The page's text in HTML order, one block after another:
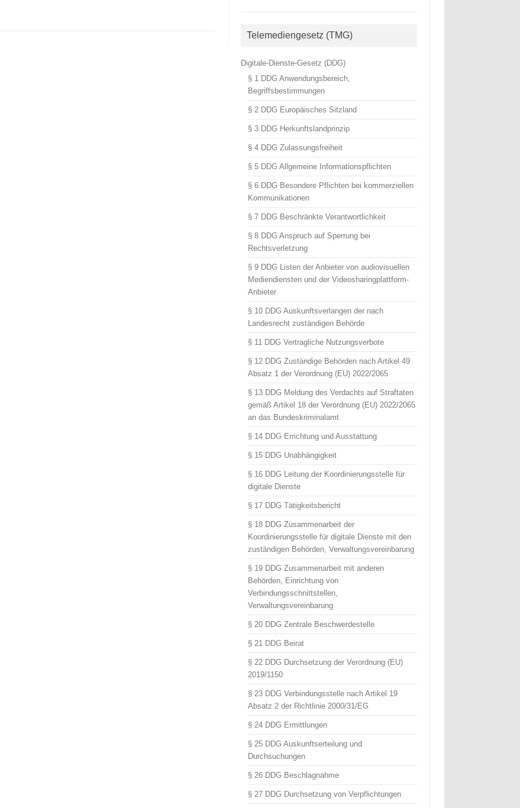
Telemediengesetz (TMG)
Digitale-Dienste-Gesetz (DDG)
§ 1 DDG Anwendungsbereich,
Begriffsbestimmungen
§ 2 DDG Europäisches Sitzland
§ 3 DDG Herkunftslandprinzip
§ 4 DDG Zulassungsfreiheit
§ 5 DDG Allgemeine Informationspflichten
§ 6 DDG Besondere Pflichten bei kommerziellen
Kommunikationen
§ 7 DDG Beschränkte Verantwortlichkeit
§ 8 DDG Anspruch auf Sperrung bei
Rechtsverletzung
§ 9 DDG Listen der Anbieter von audiovisuellen
Mediendiensten und der Videosharingplattform-
Anbieter
§ 10 DDG Auskunftsverlangen der nach
Landesrecht zuständigen Behörde
§ 11 DDG Vertragliche Nutzungsverbote
§ 12 DDG Zuständige Behörden nach Artikel 49
Absatz 1 der Verordnung (EU) 2022/2065
§ 13 DDG Meldung des Verdachts auf Straftaten
gemäß Artikel 18 der Verordnung (EU) 2022/2065
an das Bundeskriminalamt
§ 14 DDG Errichtung und Ausstattung
§ 15 DDG Unabhängigkeit
§ 16 DDG Leitung der Koordinierungsstelle für
digitale Dienste
§ 17 DDG Tätigkeitsbericht
§ 18 DDG Zusammenarbeit der
Koordinierungsstelle für digitale Dienste mit den
zuständigen Behörden, Verwaltungsvereinbarung
§ 19 DDG Zusammenarbeit mit anderen
Behörden, Einrichtung von
Verbindungsschnittstellen,
Verwaltungsvereinbarung
§ 20 DDG Zentrale Beschwerdestelle
§ 21 DDG Beirat
§ 22 DDG Durchsetzung der Verordnung (EU)
2019/1150
§ 23 DDG Verbindungsstelle nach Artikel 19
Absatz 2 der Richtlinie 2000/31/EG
§ 24 DDG Ermittlungen
§ 25 DDG Auskunftserteilung und
Durchsuchungen
§ 26 DDG Beschlagnahme
§ 27 DDG Durchsetzung von Verpflichtungen